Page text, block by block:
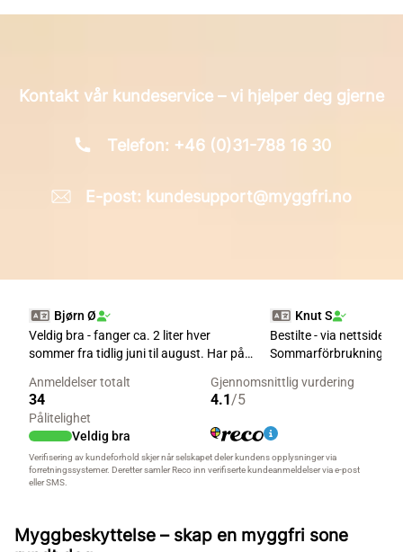
Kontakt vår kundeservice – vi hjelper deg gjerne
Telefon: +46 (0)31-788 16 30
E-post: kundesupport@myggfri.no
Myggbeskyttelse – skap en myggfri sone